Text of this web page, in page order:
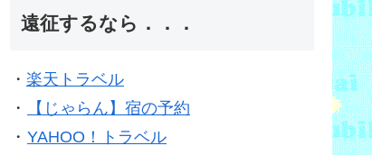
遠征するなら．．．
・ 楽天トラベル
・
【じゃらん】宿の予約
・ YAHOO！トラベル